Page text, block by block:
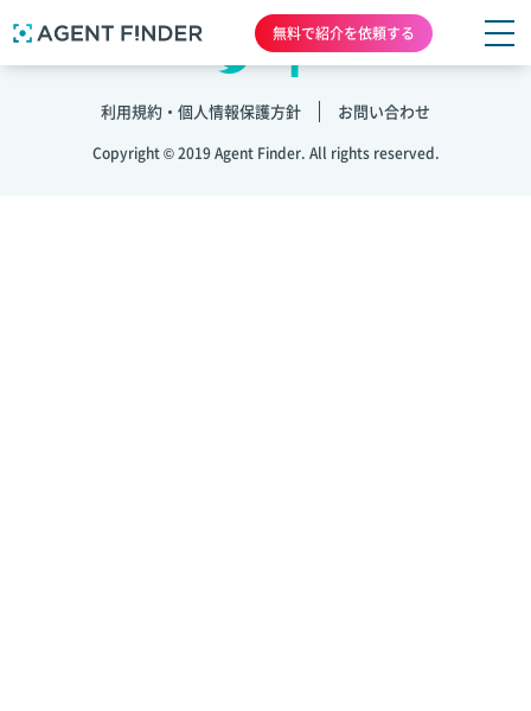
無料で紹介を依頼する
利用規約・個人情報保護方針 お問い合わせ
Copyright © 2019 Agent Finder. All rights reserved.